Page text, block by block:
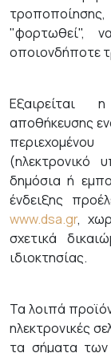
"φορτωθεί",
οποιονδήποτε
Εξαιρείται
αποθήκευσης
(ηλεκτρονικό
δημόσια ή
ένδειξης
www.dsa.gr,
σχετικά
ιδιοκτησίας.
Τα λοιπά
ηλεκτρονικές
τα σήματα των